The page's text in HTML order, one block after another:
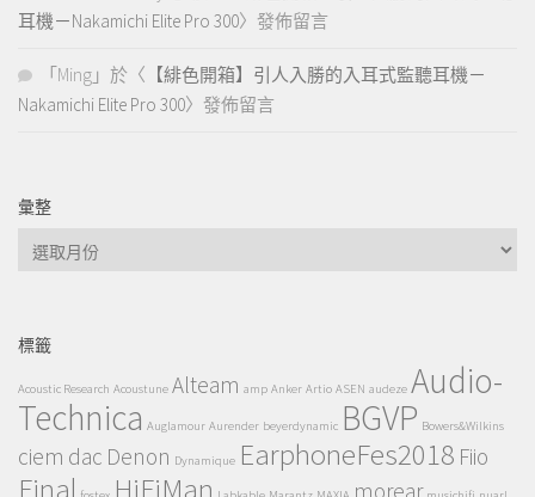
耳機－Nakamichi Elite Pro 300〉發佈留言
「 Ming 」於〈 【緋色開箱】引人入勝的入耳式監聽耳機－
Nakamichi Elite Pro 300〉發佈留言
彙整
彙
標籤
Acoustic Research Acoustune Alteam amp Anker Artio ASEN audeze Audio-
Technica Auglamour Aurender beyerdynamic BGVP Bowers&Wilkins
ciem dac Denon Dynamique EarphoneFes2018 Fiio
Final HiFiMan morear